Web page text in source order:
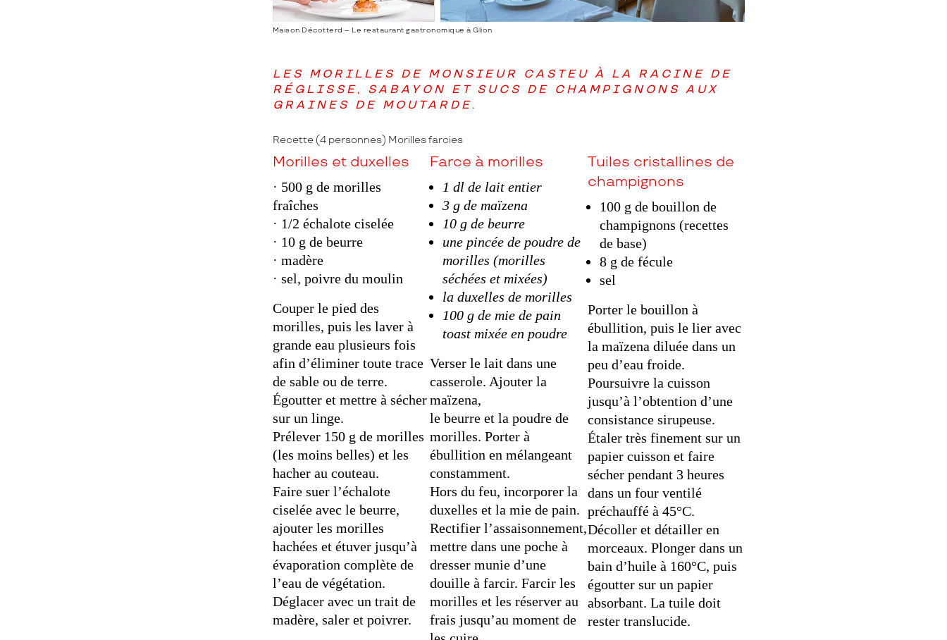
Maison Décotterd – Le restaurant gastronomique à Glion
LES MORILLES DE MONSIEUR CASTEU À LA RACINE DE
RÉGLISSE, SABAYON ET SUCS DE CHAMPIGNONS AUX
GRAINES DE MOUTARDE.
Recette (4 personnes) Morilles farcies
Morilles et duxelles
· 500 g de morilles
fraîches
· 1/2 échalote ciselée
· 10 g de beurre
· madère
· sel, poivre du moulin
Couper le pied des
morilles, puis les laver à
grande eau plusieurs fois
afin d’éliminer toute trace
de sable ou de terre.
Égoutter et mettre à sécher
sur un linge.
Prélever 150 g de morilles
(les moins belles) et les
hacher au couteau.
Faire suer l’échalote
ciselée avec le beurre,
ajouter les morilles
hachées et étuver jusqu’à
évaporation complète de
l’eau de végétation.
Déglacer avec un trait de
madère, saler et poivrer.
Farce à morilles
1 dl de lait entier
3 g de maïzena
10 g de beurre
une pincée de poudre de
morilles (morilles
séchées et mixées)
la duxelles de morilles
100 g de mie de pain
toast mixée en poudre
Verser le lait dans une
casserole. Ajouter la
maïzena,
le beurre et la poudre de
morilles. Porter à
ébullition en mélangeant
constamment.
Hors du feu, incorporer la
duxelles et la mie de pain.
Rectifier l’assaisonnement,
mettre dans une poche à
dresser munie d’une
douille à farcir. Farcir les
morilles et les réserver au
frais jusqu’au moment de
Tuiles cristallines de
champignons
100 g de bouillon de
champignons (recettes
de base)
8 g de fécule
sel
Porter le bouillon à
ébullition, puis le lier avec
la maïzena diluée dans un
peu d’eau froide.
Poursuivre la cuisson
jusqu’à l’obtention d’une
consistance sirupeuse.
Étaler très finement sur un
papier cuisson et faire
sécher pendant 3 heures
dans un four ventilé
préchauffé à 45°C.
Décoller et détailler en
morceaux. Plonger dans un
bain d’huile à 160°C, puis
égoutter sur un papier
absorbant. La tuile doit
rester translucide.